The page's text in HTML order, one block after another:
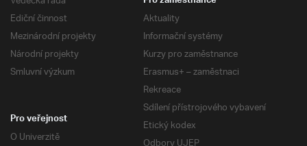
Ediční činnost
Mezinárodní projekty
Národní projekty
Smluvní výzkum
Aktuality
Informační systémy
Kurzy pro zaměstnance
Erasmus+ – zaměstnaci
Rekreace
Sdílení přístrojového vybavení
Etický kodex
Pro veřejnost
O Univerzitě